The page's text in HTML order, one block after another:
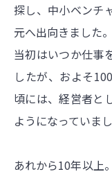
探し、中小ベンチ
元へ出向きました。
当初はいつか仕事
したが、およそ
頃には、経営者と
ようになっていまし
あれから10年以上